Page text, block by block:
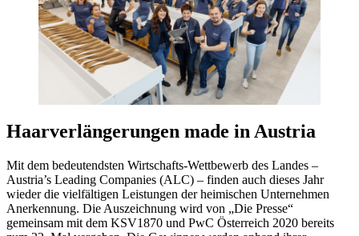
Haarverlängerungen made in Austria
Mit dem bedeutendsten Wirtschafts-Wettbewerb des Landes –
Austria’s Leading Companies (ALC) – finden auch dieses Jahr
wieder die vielfältigen Leistungen der heimischen Unternehmen
Anerkennung. Die Auszeichnung wird von „Die Presse“
gemeinsam mit dem KSV1870 und PwC Österreich 2020 bereits